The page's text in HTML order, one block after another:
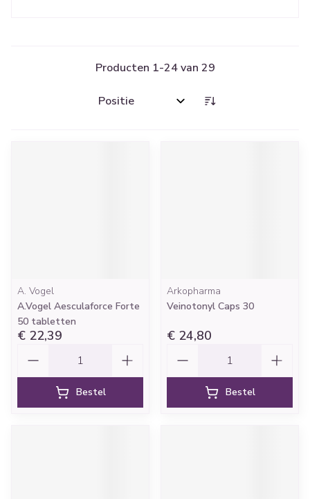
Producten 1-24van 29
Sorteer op:
A. Vogel
A.Vogel Aesculaforce Forte
50 tabletten
€ 22,39
Bestel
Arkopharma
Veinotonyl Caps 30
€ 24,80
Bestel